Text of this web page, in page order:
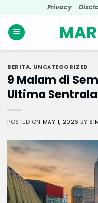
content
Privacy
BERITA, UNCATEGORIZED
9 Malam di
Ultima
POSTED ON MAY 1, 2026 BY